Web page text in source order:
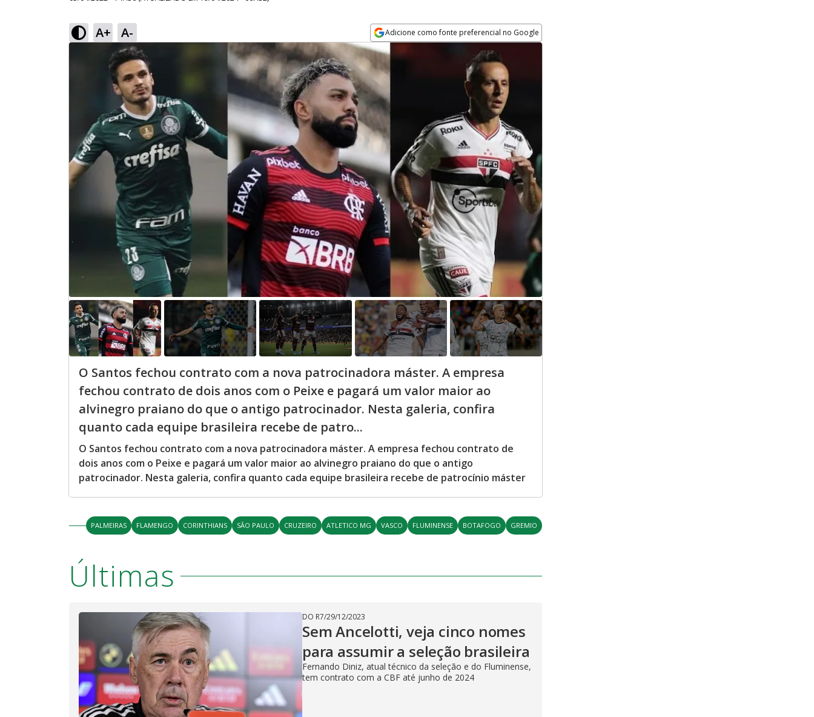
A+ A- Adicione como fonte preferencial no Google
Opens in new window
O Santos fechou contrato com a nova patrocinadora máster. A empresa
fechou contrato de dois anos com o Peixe e pagará um valor maior ao
alvinegro praiano do que o antigo patrocinador. Nesta galeria, confira
quanto cada equipe brasileira recebe de patro...
O Santos fechou contrato com a nova patrocinadora máster. A empresa fechou contrato de
dois anos com o Peixe e pagará um valor maior ao alvinegro praiano do que o antigo
patrocinador. Nesta galeria, confira quanto cada equipe brasileira recebe de patrocínio máster
PALMEIRAS FLAMENGO CORINTHIANS SÃO PAULO CRUZEIRO ATLETICO MG VASCO FLUMINENSE BOTAFOGO GREMIO
Últimas
DO R7/29/12/2023
Sem Ancelotti, veja cinco nomes
para assumir a seleção brasileira
Fernando Diniz, atual técnico da seleção e do Fluminense,
tem contrato com a CBF até junho de 2024